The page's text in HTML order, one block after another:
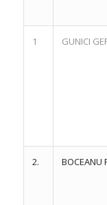
1 GUNICI
2. BOCEANU